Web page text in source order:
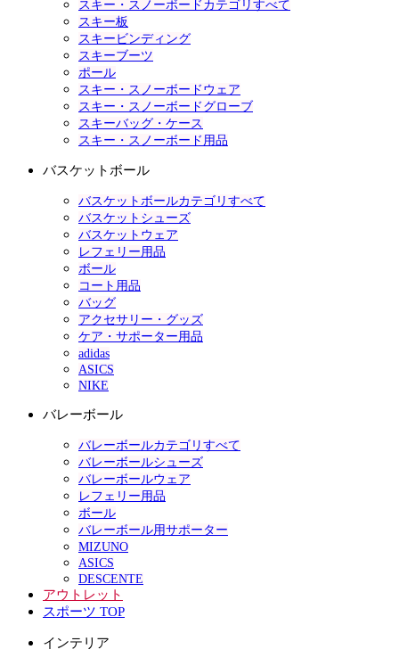
スキー・スノーボードカテゴリすべて
スキー板
スキービンディング
スキーブーツ
ポール
スキー・スノーボードウェア
スキー・スノーボードグローブ
スキーバッグ・ケース
スキー・スノーボード用品
バスケットボール
バスケットボールカテゴリすべて
バスケットシューズ
バスケットウェア
レフェリー用品
ボール
コート用品
バッグ
アクセサリー・グッズ
ケア・サポーター用品
adidas
ASICS
NIKE
バレーボール
バレーボールカテゴリすべて
バレーボールシューズ
バレーボールウェア
レフェリー用品
ボール
バレーボール用サポーター
MIZUNO
ASICS
DESCENTE
アウトレット
スポーツ TOP
インテリア